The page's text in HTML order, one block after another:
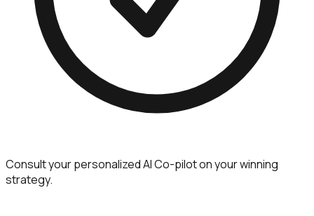
Consult your personalized AI Co-pilot on your winning
strategy.